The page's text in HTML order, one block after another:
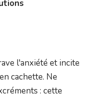
l'anxiété et incite
cachette. Ne
: cette